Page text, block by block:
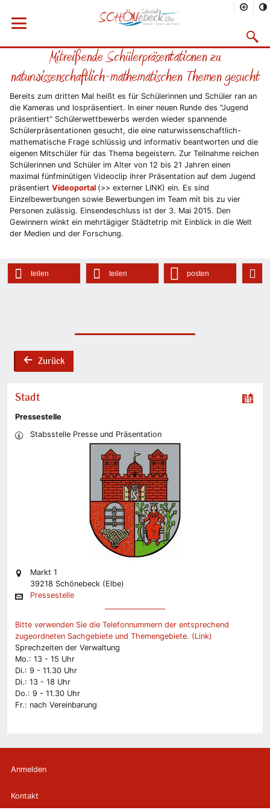
Menü öffnen
Vorheriges Bild
Startseite
Rathaus
Aktuelles 2015
Mitreißende Schülerpräsentationen zu
naturwissenschaftlich-mathematischen Themen gesucht
Bereits zum dritten Mal heißt es für Schülerinnen und Schüler ran an
die Kameras und lospräsentiert. In einer neuen Runde des "Jugend
präsentiert" Schülerwettbewerbs werden wieder spannende
Schülerpräsentationen gesucht, die eine naturwissenschaftlich-
mathematische Frage schlüssig und informativ beantworten und die
eigenen Mitschüler für das Thema begeistern. Zur Teilnahme reichen
Schülerinnen und Schüler im Alter von 12 bis 21 Jahren einen
maximal fünfminütigen Videoclip ihrer Präsentation auf dem Jugend
präsentiert Videoportal (>> externer LINK) ein. Es sind
Einzelbewerbungen sowie Bewerbungen im Team mit bis zu vier
Personen zulässig. Einsendeschluss ist der 3. Mai 2015. Den
Gewinnern winkt ein mehrtägiger Städtetrip mit Einblick in die Welt
der Medien und der Forschung.
teilen teilen posten
backZurück
Stadt
Pressestelle
Stabsstelle Presse und Präsentation
Markt 1
39218 Schönebeck (Elbe)
Pressestelle
Bitte verwenden Sie die Telefonnummern der entsprechend
zugeordneten Sachgebiete und Themengebiete. (Link)
Sprechzeiten der Verwaltung
Mo.: 13 - 15 Uhr
Di.: 9 - 11.30 Uhr
Di.: 13 - 18 Uhr
Do.: 9 - 11.30 Uhr
Fr.: nach Vereinbarung
Anmelden
Kontakt